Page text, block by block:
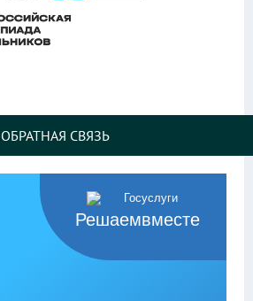
ОБРАТНАЯ СВЯЗЬ
Решаемвместе